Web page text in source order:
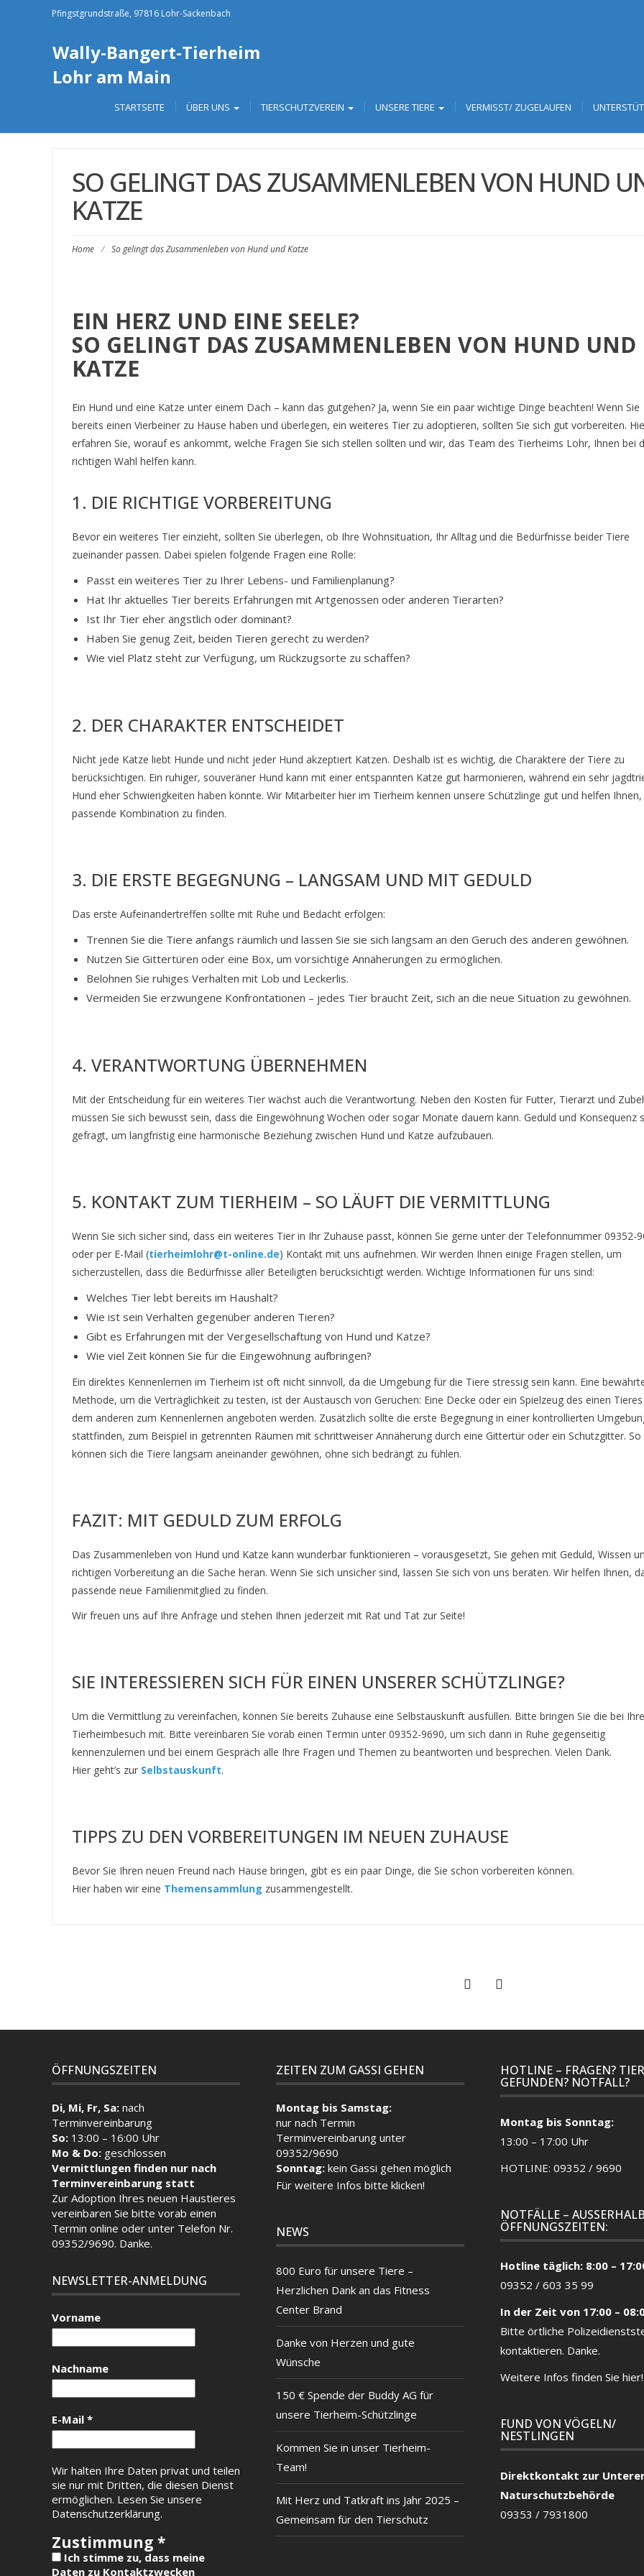
Pfingstgrundstraße, 97816 Lohr-Sackenbach
Wally-Bangert-Tierheim
Lohr am Main
STARTSEITE ÜBER UNS TIERSCHUTZVEREIN UNSERE TIERE VERMISST/ ZUGELAUFEN
SO GELINGT DAS ZUSAMMENLEBEN VON HUND
KATZE
Home / So gelingt das Zusammenleben von Hund und Katze
EIN HERZ UND EINE SEELE?
SO GELINGT DAS ZUSAMMENLEBEN VON HUND UND
KATZE
Ein Hund und eine Katze unter einem Dach – kann das gutgehen? Ja, wenn Sie ein paar wichtige Dinge beachten! Wenn Sie
bereits einen Vierbeiner zu Hause haben und überlegen, ein weiteres Tier zu adoptieren, sollten Sie sich gut vorbereiten.
erfahren Sie, worauf es ankommt, welche Fragen Sie sich stellen sollten und wir, das Team des Tierheims Lohr, Ihnen bei
richtigen Wahl helfen kann.
1. DIE RICHTIGE VORBEREITUNG
Bevor ein weiteres Tier einzieht, sollten Sie überlegen, ob Ihre Wohnsituation, Ihr Alltag und die Bedürfnisse beider Tiere
zueinander passen. Dabei spielen folgende Fragen eine Rolle:
Passt ein weiteres Tier zu Ihrer Lebens- und Familienplanung?
Hat Ihr aktuelles Tier bereits Erfahrungen mit Artgenossen oder anderen Tierarten?
Ist Ihr Tier eher ängstlich oder dominant?
Haben Sie genug Zeit, beiden Tieren gerecht zu werden?
Wie viel Platz steht zur Verfügung, um Rückzugsorte zu schaffen?
2. DER CHARAKTER ENTSCHEIDET
Nicht jede Katze liebt Hunde und nicht jeder Hund akzeptiert Katzen. Deshalb ist es wichtig, die Charaktere der Tiere zu
berücksichtigen. Ein ruhiger, souveräner Hund kann mit einer entspannten Katze gut harmonieren, während ein sehr
Hund eher Schwierigkeiten haben könnte. Wir Mitarbeiter hier im Tierheim kennen unsere Schützlinge gut und helfen Ihnen,
passende Kombination zu finden.
3. DIE ERSTE BEGEGNUNG – LANGSAM UND MIT GEDULD
Das erste Aufeinandertreffen sollte mit Ruhe und Bedacht erfolgen:
Trennen Sie die Tiere anfangs räumlich und lassen Sie sie sich langsam an den Geruch des anderen gewöhnen.
Nutzen Sie Gittertüren oder eine Box, um vorsichtige Annäherungen zu ermöglichen.
Belohnen Sie ruhiges Verhalten mit Lob und Leckerlis.
Vermeiden Sie erzwungene Konfrontationen – jedes Tier braucht Zeit, sich an die neue Situation zu gewöhnen.
4. VERANTWORTUNG ÜBERNEHMEN
Mit der Entscheidung für ein weiteres Tier wächst auch die Verantwortung. Neben den Kosten für Futter, Tierarzt und
müssen Sie sich bewusst sein, dass die Eingewöhnung Wochen oder sogar Monate dauern kann. Geduld und Konsequenz
gefragt, um langfristig eine harmonische Beziehung zwischen Hund und Katze aufzubauen.
5. KONTAKT ZUM TIERHEIM – SO LÄUFT DIE VERMITTLUNG
Wenn Sie sich sicher sind, dass ein weiteres Tier in Ihr Zuhause passt, können Sie gerne unter der Telefonnummer 09352-
oder per E-Mail (tierheimlohr@t-online.de) Kontakt mit uns aufnehmen. Wir werden Ihnen einige Fragen stellen, um
sicherzustellen, dass die Bedürfnisse aller Beteiligten berücksichtigt werden. Wichtige Informationen für uns sind:
Welches Tier lebt bereits im Haushalt?
Wie ist sein Verhalten gegenüber anderen Tieren?
Gibt es Erfahrungen mit der Vergesellschaftung von Hund und Katze?
Wie viel Zeit können Sie für die Eingewöhnung aufbringen?
Ein direktes Kennenlernen im Tierheim ist oft nicht sinnvoll, da die Umgebung für die Tiere stressig sein kann. Eine
Methode, um die Verträglichkeit zu testen, ist der Austausch von Gerüchen: Eine Decke oder ein Spielzeug des einen
dem anderen zum Kennenlernen angeboten werden. Zusätzlich sollte die erste Begegnung in einer kontrollierten
stattfinden, zum Beispiel in getrennten Räumen mit schrittweiser Annäherung durch eine Gittertür oder ein Schutzgitter. So
können sich die Tiere langsam aneinander gewöhnen, ohne sich bedrängt zu fühlen.
FAZIT: MIT GEDULD ZUM ERFOLG
Das Zusammenleben von Hund und Katze kann wunderbar funktionieren – vorausgesetzt, Sie gehen mit Geduld, Wissen
richtigen Vorbereitung an die Sache heran. Wenn Sie sich unsicher sind, lassen Sie sich von uns beraten. Wir helfen Ihnen,
passende neue Familienmitglied zu finden.
Wir freuen uns auf Ihre Anfrage und stehen Ihnen jederzeit mit Rat und Tat zur Seite!
SIE INTERESSIEREN SICH FÜR EINEN UNSERER SCHÜTZLINGE?
Um die Vermittlung zu vereinfachen, können Sie bereits Zuhause eine Selbstauskunft ausfüllen. Bitte bringen Sie die bei
Tierheimbesuch mit. Bitte vereinbaren Sie vorab einen Termin unter 09352-9690, um sich dann in Ruhe gegenseitig
kennenzulernen und bei einem Gespräch alle Ihre Fragen und Themen zu beantworten und besprechen. Vielen Dank.
Hier geht’s zur Selbstauskunft.
TIPPS ZU DEN VORBEREITUNGEN IM NEUEN ZUHAUSE
Bevor Sie Ihren neuen Freund nach Hause bringen, gibt es ein paar Dinge, die Sie schon vorbereiten können.
Hier haben wir eine Themensammlung zusammengestellt.
ÖFFNUNGSZEITEN
Di, Mi, Fr, Sa: nach
Terminvereinbarung
So: 13:00 – 16:00 Uhr
Mo & Do: geschlossen
Vermittlungen finden nur nach
Terminvereinbarung statt
Zur Adoption Ihres neuen Haustieres
vereinbaren Sie bitte vorab einen
Termin online oder unter Telefon Nr.
09352/9690. Danke.
NEWSLETTER-ANMELDUNG
Vorname
Nachname
E-Mail *
Wir halten Ihre Daten privat und teilen
sie nur mit Dritten, die diesen Dienst
ermöglichen. Lesen Sie unsere
Datenschutzerklärung.
Zustimmung *
Ich stimme zu, dass meine
Daten zu Kontaktzwecken
ZEITEN ZUM GASSI GEHEN
Montag bis Samstag:
nur nach Termin
Terminvereinbarung unter
09352/9690
Sonntag: kein Gassi gehen möglich
Für weitere Infos bitte klicken!
NEWS
800 Euro für unsere Tiere –
Herzlichen Dank an das Fitness
Center Brand
Danke von Herzen und gute
Wünsche
150 € Spende der Buddy AG für
unsere Tierheim-Schützlinge
Kommen Sie in unser Tierheim-
Team!
Mit Herz und Tatkraft ins Jahr 2025 –
Gemeinsam für den Tierschutz
HOTLINE – FRAGEN? TIER
GEFUNDEN? NOTFALL?
Montag bis Sonntag:
13:00 – 17:00 Uhr
HOTLINE: 09352 / 9690
NOTFÄLLE –
ÖFFNUNGSZEITEN:
Hotline täglich: 8:00 –
09352 / 603 35 99
In der Zeit von 17:00 –
Bitte örtliche
kontaktieren. Danke.
Weitere Infos finden Sie hier!
FUND VON VÖGELN/
NESTLINGEN
Direktkontakt zur
Naturschutzbehörde
09353 / 7931800